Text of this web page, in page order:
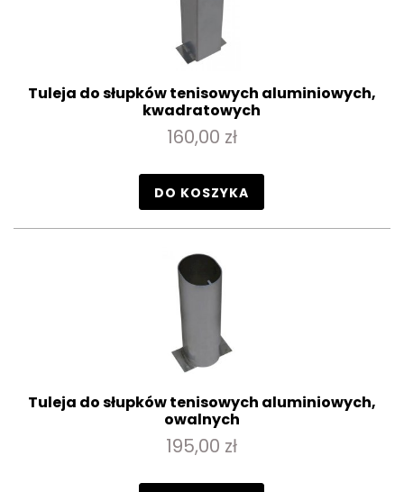
Tuleja do słupków tenisowych aluminiowych,
kwadratowych
160,00 zł
DO KOSZYKA
Tuleja do słupków tenisowych aluminiowych,
owalnych
195,00 zł